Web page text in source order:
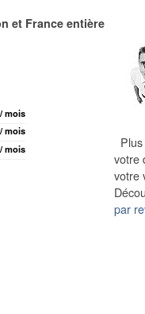
et France entière
mois
mois
mois
votre
votre
par